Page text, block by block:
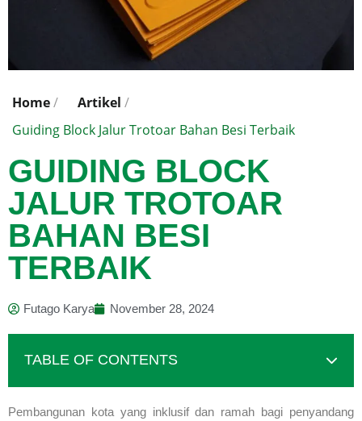
Home/ Artikel /
Guiding Block Jalur Trotoar Bahan Besi Terbaik
GUIDING BLOCK
JALUR TROTOAR
BAHAN BESI
TERBAIK
Futago Karya November 28, 2024
TABLE OF CONTENTS
Pembangunan kota yang inklusif dan ramah bagi penyandang